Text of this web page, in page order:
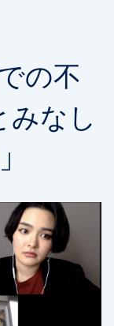
の不
みなし